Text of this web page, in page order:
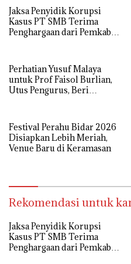
Jaksa Penyidik Korupsi
Kasus PT SMB Terima
Penghargaan dari Pemkab
Perhatian Yusuf Malaya
untuk Prof Faisol Burlian,
Utus Pengurus, Beri
Festival Perahu Bidar 2026
Disiapkan Lebih Meriah,
Venue Baru di Keramasan
Rekomendasi untuk
Jaksa Penyidik Korupsi
Kasus PT SMB Terima
Penghargaan dari Pemkab